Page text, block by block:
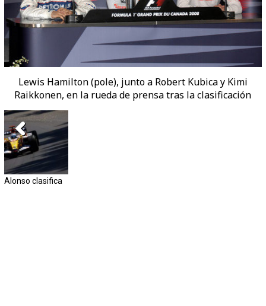
Lewis Hamilton (pole), junto a Robert Kubica y Kimi
Raikkonen, en la rueda de prensa tras la clasificación
Alonso clasifica